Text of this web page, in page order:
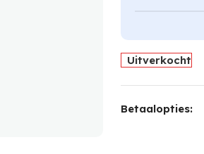
Uitverkocht
Betaalopties: